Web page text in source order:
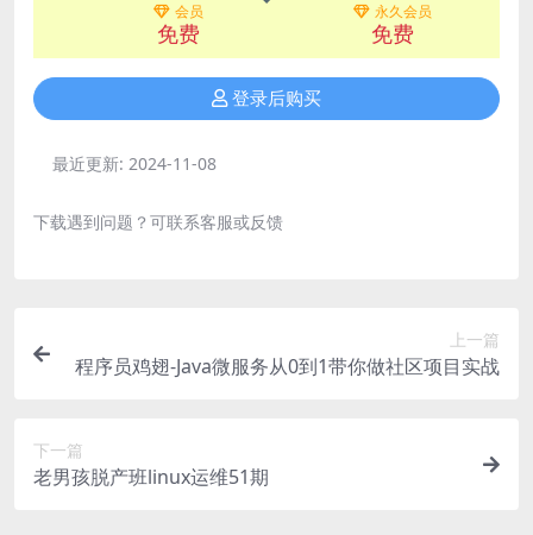
会员
免费
永久会员
免费
登录后购买
最近更新: 2024-11-08
下载遇到问题？可联系客服或反馈
上一篇
程序员鸡翅-Java微服务从0到1带你做社区项目实战
下一篇
老男孩脱产班linux运维51期